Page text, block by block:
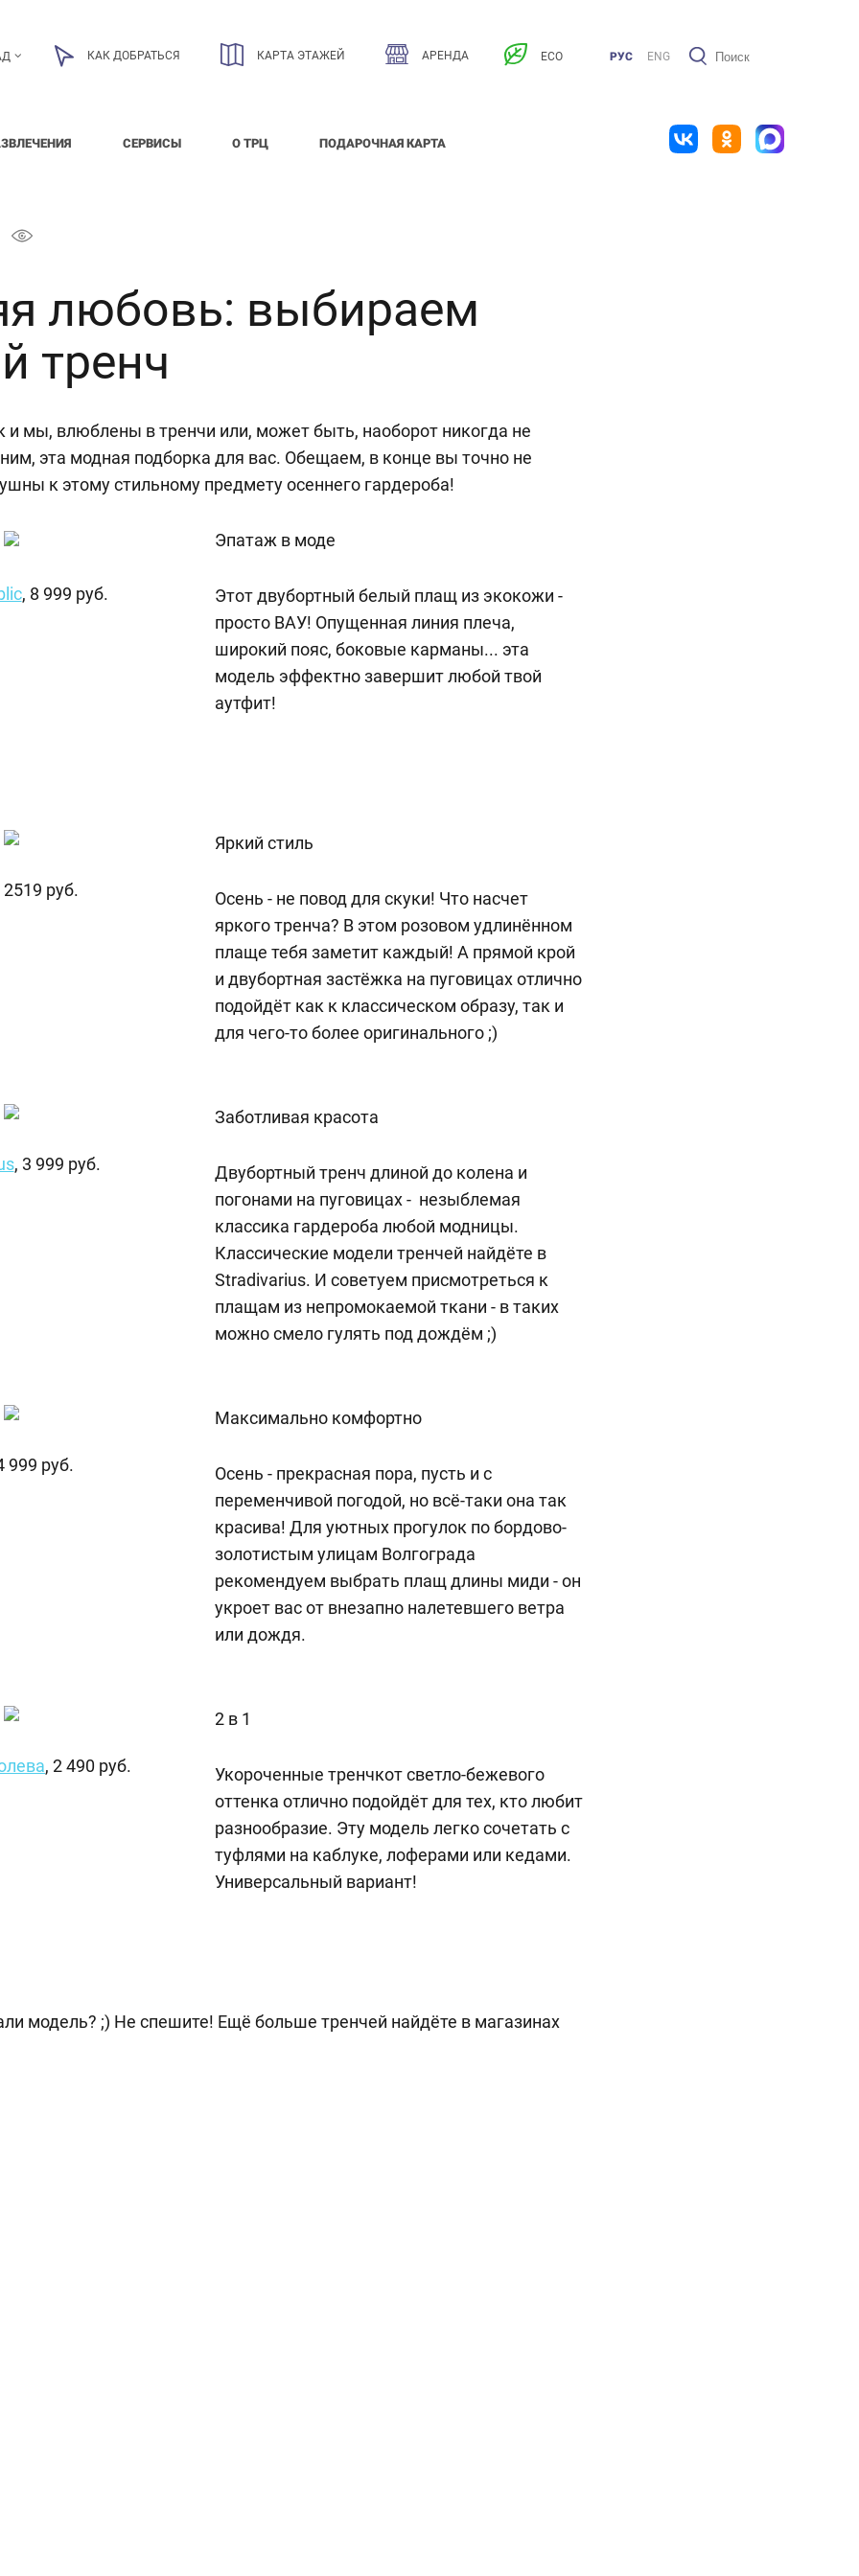
КАК ДОБРАТЬСЯ КАРТА ЭТАЖЕЙ АРЕНДА ECO РУС ENG
СЕРВИСЫ О ТРЦ ПОДАРОЧНАЯ КАРТА
любовь: выбираем
тренч
и мы, влюблены в тренчи или, может быть, наоборот никогда не
эта модная подборка для вас. Обещаем, в конце вы точно не
к этому стильному предмету осеннего гардероба!
, 8 999 руб.
Эпатаж в моде
Этот двубортный белый плащ из экокожи -
просто ВАУ! Опущенная линия плеча,
широкий пояс, боковые карманы... эта
модель эффектно завершит любой твой
аутфит!
2519 руб.
Яркий стиль
Осень - не повод для скуки! Что насчет
яркого тренча? В этом розовом удлинённом
плаще тебя заметит каждый! А прямой крой
и двубортная застёжка на пуговицах отлично
подойдёт как к классическом образу, так и
для чего-то более оригинального ;)
, 3 999 руб.
Заботливая красота
Двубортный тренч длиной до колена и
погонами на пуговицах - незыблемая
классика гардероба любой модницы.
Классические модели тренчей найдёте в
Stradivarius. И советуем присмотреться к
плащам из непромокаемой ткани - в таких
можно смело гулять под дождём ;)
999 руб.
Максимально комфортно
Осень - прекрасная пора, пусть и с
переменчивой погодой, но всё-таки она так
красива! Для уютных прогулок по бордово-
золотистым улицам Волгограда
рекомендуем выбрать плащ длины миди - он
укроет вас от внезапно налетевшего ветра
или дождя.
, 2 490 руб.
2 в 1
Укороченные тренчкот светло-бежевого
оттенка отлично подойдёт для тех, кто любит
разнообразие. Эту модель легко сочетать с
туфлями на каблуке, лоферами или кедами.
Универсальный вариант!
модель? ;) Не спешите! Ещё больше тренчей найдёте в магазинах